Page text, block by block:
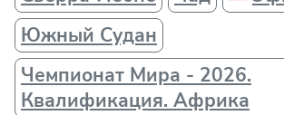
Южный Судан
Чемпионат Мира - 2026.
Квалификация. Африка